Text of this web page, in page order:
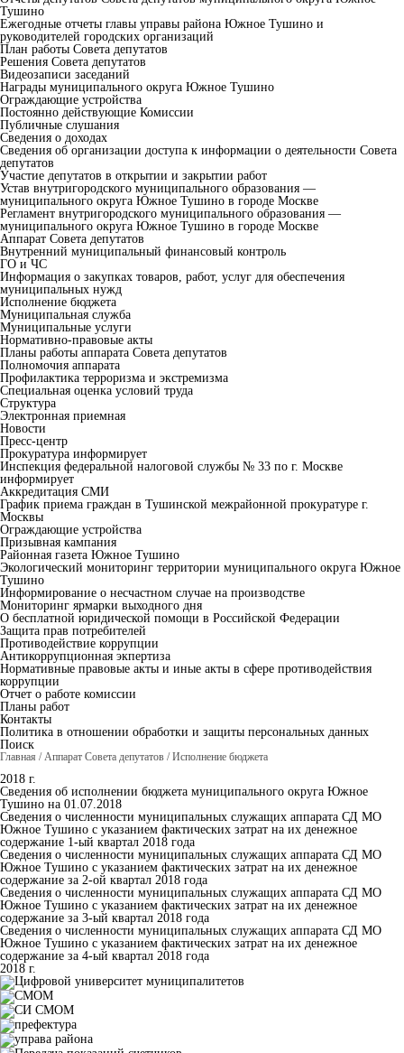
Тушино
Ежегодные отчеты главы управы района Южное Тушино и
руководителей городских организаций
План работы Совета депутатов
Решения Совета депутатов
Видеозаписи заседаний
Награды муниципального округа Южное Тушино
Ограждающие устройства
Постоянно действующие Комиссии
Публичные слушания
Сведения о доходах
Сведения об организации доступа к информации о деятельности Совета
депутатов
Участие депутатов в открытии и закрытии работ
Устав внутригородского муниципального образования —
муниципального округа Южное Тушино в городе Москве
Регламент внутригородского муниципального образования —
муниципального округа Южное Тушино в городе Москве
Аппарат Совета депутатов
Внутренний муниципальный финансовый контроль
ГО и ЧС
Информация о закупках товаров, работ, услуг для обеспечения
муниципальных нужд
Исполнение бюджета
Муниципальная служба
Муниципальные услуги
Нормативно-правовые акты
Планы работы аппарата Совета депутатов
Полномочия аппарата
Профилактика терроризма и экстремизма
Специальная оценка условий труда
Структура
Электронная приемная
Новости
Пресс-центр
Прокуратура информирует
Инспекция федеральной налоговой службы № 33 по г. Москве
информирует
Аккредитация СМИ
График приема граждан в Тушинской межрайонной прокуратуре г.
Москвы
Ограждающие устройства
Призывная кампания
Районная газета Южное Тушино
Экологический мониторинг территории муниципального округа Южное
Тушино
Информирование о несчастном случае на производстве
Мониторинг ярмарки выходного дня
О бесплатной юридической помощи в Российской Федерации
Защита прав потребителей
Противодействие коррупции
Антикоррупционная экпертиза
Нормативные правовые акты и иные акты в сфере противодействия
коррупции
Отчет о работе комиссии
Планы работ
Контакты
Политика в отношении обработки и защиты персональных данных
Поиск
Главная /Аппарат Совета депутатов /Исполнение бюджета
2018 г.
Сведения об исполнении бюджета муниципального округа Южное
Тушино на 01.07.2018
Сведения о численности муниципальных служащих аппарата СД МО
Южное Тушино с указанием фактических затрат на их денежное
содержание 1-ый квартал 2018 года
Сведения о численности муниципальных служащих аппарата СД МО
Южное Тушино с указанием фактических затрат на их денежное
содержание за 2-ой квартал 2018 года
Сведения о численности муниципальных служащих аппарата СД МО
Южное Тушино с указанием фактических затрат на их денежное
содержание за 3-ый квартал 2018 года
Сведения о численности муниципальных служащих аппарата СД МО
Южное Тушино с указанием фактических затрат на их денежное
содержание за 4-ый квартал 2018 года
2018 г.